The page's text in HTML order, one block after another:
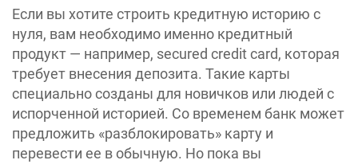
Если вы хотите строить кредитную историю с
нуля, вам необходимо именно кредитный
продукт — например, secured credit card, которая
требует внесения депозита. Такие карты
специально созданы для новичков или людей с
испорченной историей. Со временем банк может
предложить «‎разблокировать» карту и
перевести ее в обычную. Но пока вы